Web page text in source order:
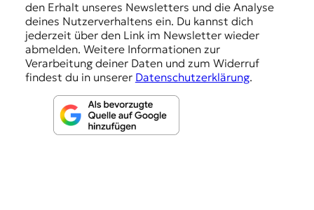
den Erhalt unseres Newsletters und die Analyse
deines Nutzerverhaltens ein. Du kannst dich
jederzeit über den Link im Newsletter wieder
abmelden. Weitere Informationen zur
Verarbeitung deiner Daten und zum Widerruf
findest du in unserer Datenschutzerklärung.